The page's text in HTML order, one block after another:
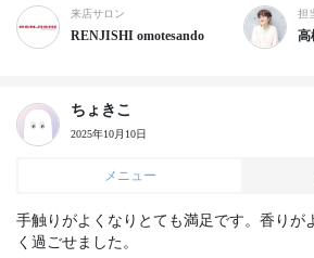
来店サロン
RENJISHI omotesando
担
高
ちょきこ
2025年10月10日
メニュー
手触りがよくなりとても満足です。香りが
く過ごせました。